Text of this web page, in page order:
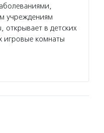
учреждениям
открывает в детских
игровые комнаты